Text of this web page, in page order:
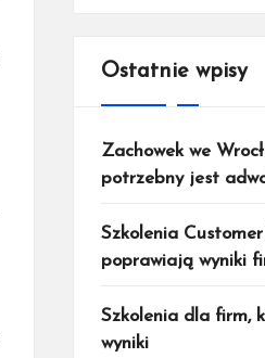
Ostatnie wpisy
Zachowek we
potrzebny jest
Szkolenia
poprawiają wyniki
Szkolenia dla firm,
wyniki